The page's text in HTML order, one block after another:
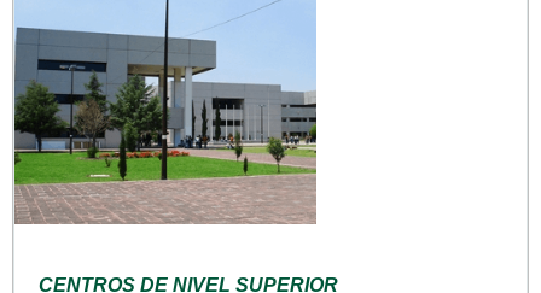
CENTROS DE NIVEL SUPERIOR